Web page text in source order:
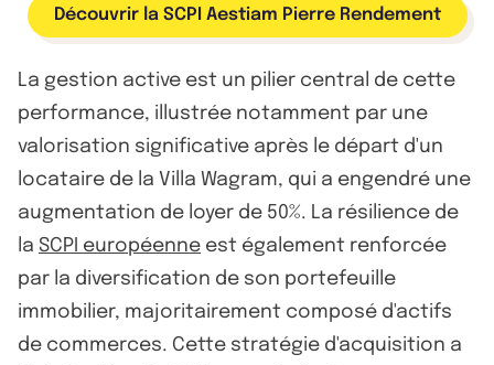
Découvrir la SCPI Aestiam Pierre Rendement
La gestion active est un pilier central de cette
performance, illustrée notamment par une
valorisation significative après le départ d'un
locataire de la Villa Wagram, qui a engendré une
augmentation de loyer de 50%. La résilience de
la SCPI européenne est également renforcée
par la diversification de son portefeuille
immobilier, majoritairement composé d'actifs
de commerces. Cette stratégie d'acquisition a